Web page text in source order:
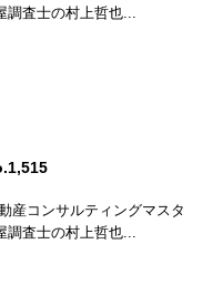
調査士の村上哲也...
産コンサルティングマスタ
調査士の村上哲也...